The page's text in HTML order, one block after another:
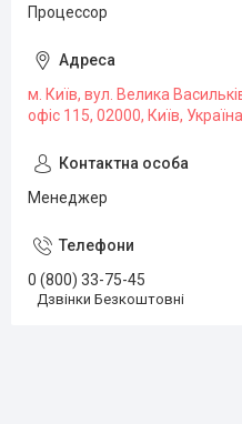
Процессор
м. Київ, вул. Велика
офіс 115, 02000, Київ, Україна
Менеджер
0 (800) 33-75-45
Дзвінки Безкоштовні